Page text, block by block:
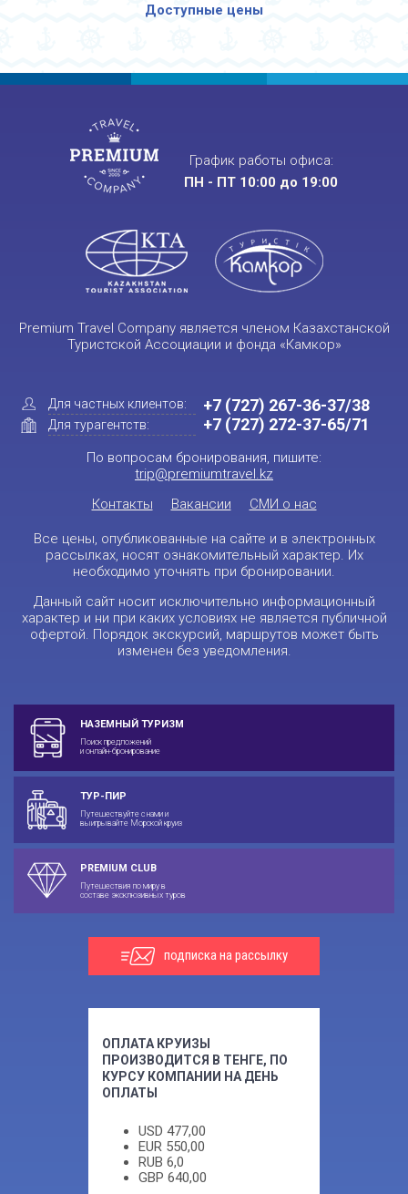
Доступные цены
График работы офиса:
ПН - ПТ 10:00 до 19:00
Premium Travel Company является членом Казахстанской
Туристской Ассоциации и фонда «Камкор»
Для частных клиентов:
Для турагентств:
+7 (727) 267-36-37/38
+7 (727) 272-37-65/71
По вопросам бронирования, пишите:
trip@premiumtravel.kz
Контакты
Вакансии СМИ о нас
Все цены, опубликованные на сайте и в электронных
рассылках, носят ознакомительный характер. Их
необходимо уточнять при бронировании.
Данный сайт носит исключительно информационный
характер и ни при каких условиях не является публичной
офертой. Порядок экскурсий, маршрутов может быть
изменен без уведомления.
НАЗЕМНЫЙ ТУРИЗМ
Поиск предложений
и онлайн-бронирование
ТУР-ПИР
Путешествуйте с нами и
выигрывайте Морской круиз
PREMIUM CLUB
Путешествия по миру в
составе эксклюзивных туров
подписка на рассылку
ОПЛАТА КРУИЗЫ
ПРОИЗВОДИТСЯ В ТЕНГЕ, ПО
КУРСУ КОМПАНИИ НА ДЕНЬ
ОПЛАТЫ
USD 477,00
EUR 550,00
RUB 6,0
GBP 640,00